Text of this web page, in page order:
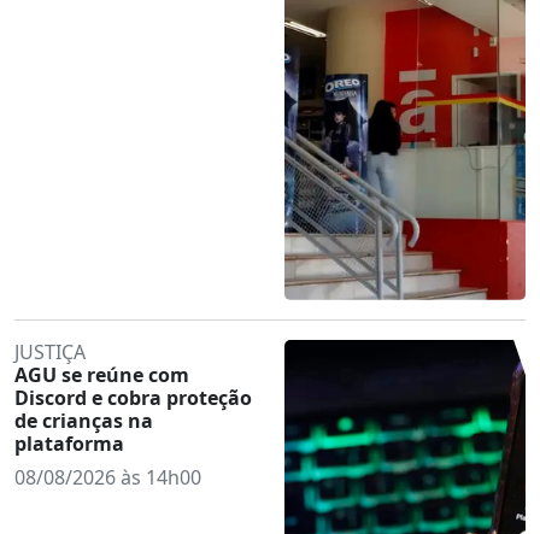
JUSTIÇA
AGU se reúne com
Discord e cobra proteção
de crianças na
plataforma
08/08/2026 às 14h00